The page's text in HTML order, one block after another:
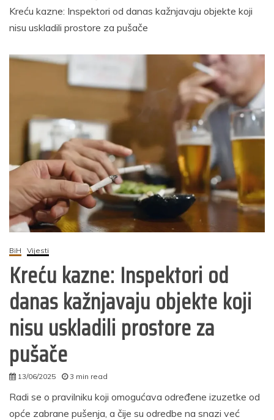
Kreću kazne: Inspektori od danas kažnjavaju objekte koji
nisu uskladili prostore za pušače
BiH Vijesti
Kreću kazne: Inspektori od
danas kažnjavaju objekte koji
nisu uskladili prostore za
pušače
13/06/2025
3 min read
Radi se o pravilniku koji omogućava određene izuzetke od
opće zabrane pušenja, a čije su odredbe na snazi već